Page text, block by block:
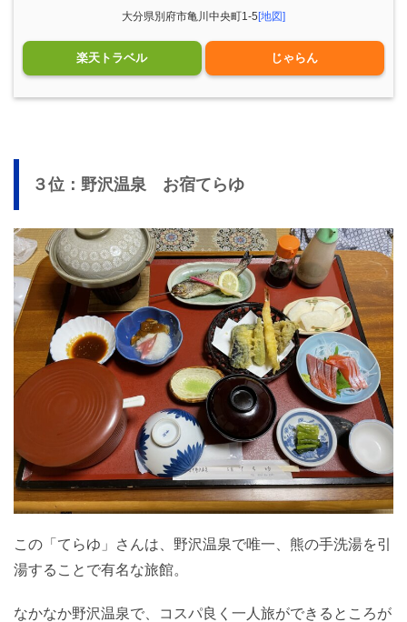
大分県別府市亀川中央町1-5[地図]
楽天トラベル じゃらん
３位：野沢温泉 お宿てらゆ
この「てらゆ」さんは、野沢温泉で唯一、熊の手洗湯を引
湯することで有名な旅館。
なかなか野沢温泉で、コスパ良く一人旅ができるところが